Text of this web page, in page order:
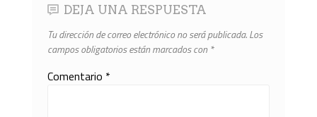
DEJA UNA RESPUESTA
Tu dirección de correo electrónico no será publicada.Los
campos obligatorios están marcados con *
Comentario *